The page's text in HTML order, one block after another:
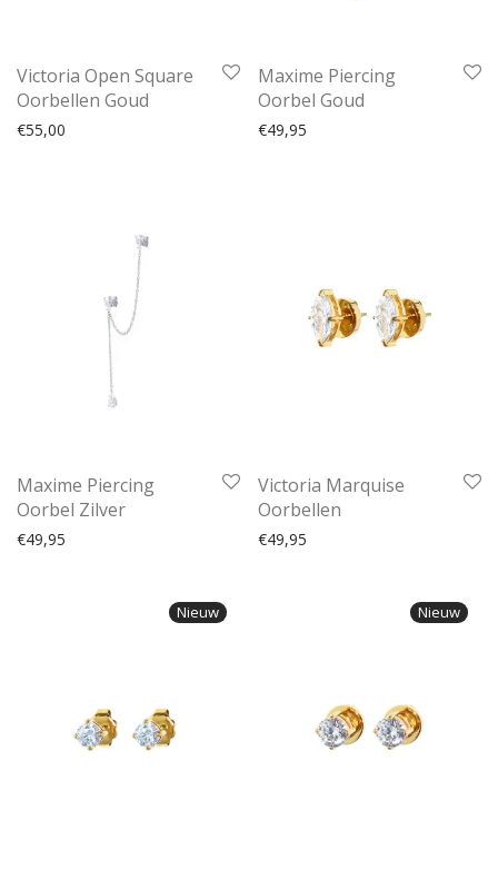
Victoria Open Square
Oorbellen Goud
€55,00
Maxime Piercing
Oorbel Goud
€49,95
Maxime Piercing
Oorbel Zilver
€49,95
Victoria Marquise
Oorbellen
€49,95
Nieuw Nieuw